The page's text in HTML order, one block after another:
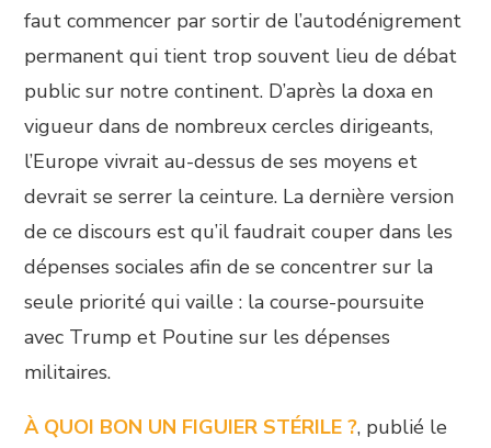
faut commencer par sortir de l’autodénigrement
permanent qui tient trop souvent lieu de débat
public sur notre continent. D’après la doxa en
vigueur dans de nombreux cercles dirigeants,
l’Europe vivrait au-dessus de ses moyens et
devrait se serrer la ceinture. La dernière version
de ce discours est qu’il faudrait couper dans les
dépenses sociales afin de se concentrer sur la
seule priorité qui vaille : la course-poursuite
avec Trump et Poutine sur les dépenses
militaires.
À QUOI BON UN FIGUIER STÉRILE ?, publié le